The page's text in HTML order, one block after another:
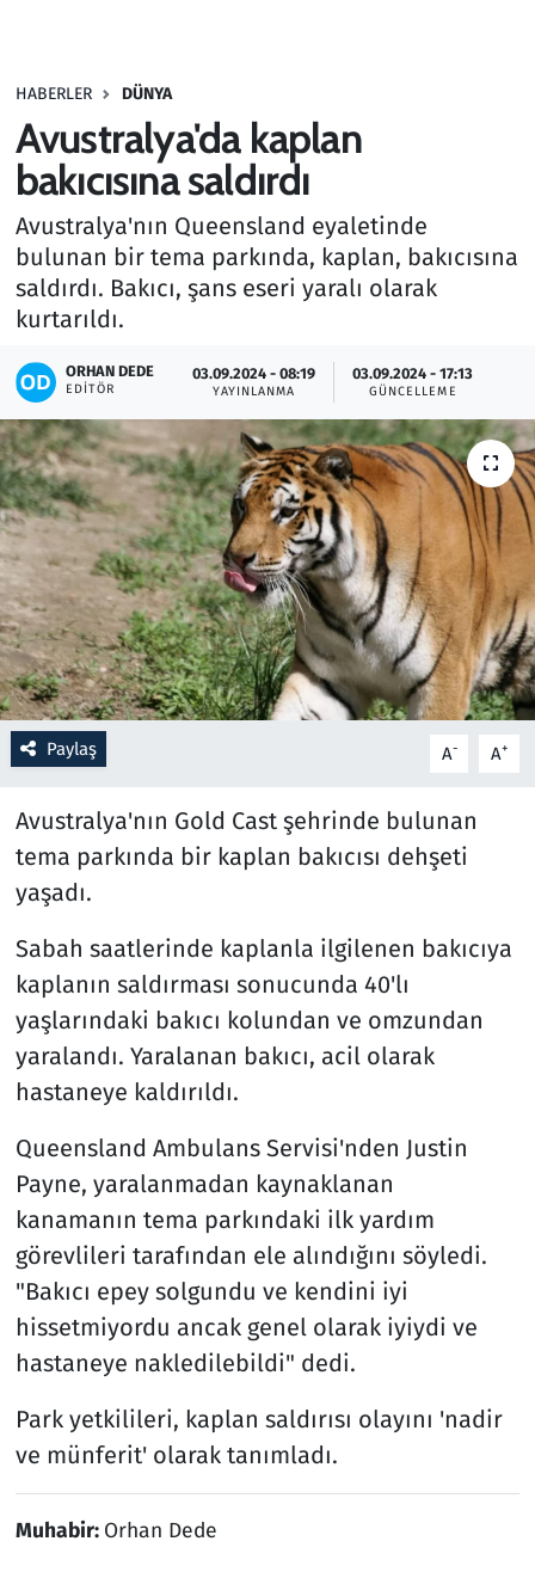
HABERLER DÜNYA
Avustralya'da kaplan
bakıcısına saldırdı
Avustralya'nın Queensland eyaletinde
bulunan bir tema parkında, kaplan, bakıcısına
saldırdı. Bakıcı, şans eseri yaralı olarak
kurtarıldı.
ORHAN DEDE
EDITÖR
03.09.2024 - 08:19
YAYINLANMA
03.09.2024 - 17:13
GÜNCELLEME
Paylaş A- A+
Avustralya'nın Gold Cast şehrinde bulunan
tema parkında bir kaplan bakıcısı dehşeti
yaşadı.
Sabah saatlerinde kaplanla ilgilenen bakıcıya
kaplanın saldırması sonucunda 40'lı
yaşlarındaki bakıcı kolundan ve omzundan
yaralandı. Yaralanan bakıcı, acil olarak
hastaneye kaldırıldı.
Queensland Ambulans Servisi'nden Justin
Payne, yaralanmadan kaynaklanan
kanamanın tema parkındaki ilk yardım
görevlileri tarafından ele alındığını söyledi.
"Bakıcı epey solgundu ve kendini iyi
hissetmiyordu ancak genel olarak iyiydi ve
hastaneye nakledilebildi" dedi.
Park yetkilileri, kaplan saldırısı olayını 'nadir
ve münferit' olarak tanımladı.
Muhabir: Orhan Dede
Haber
Kültür Sanat
Kurumsal Haberler
Lezzet Durağı
Oyun
Ramazan
Resmi İlanlar
Rüya Tabirleri
Sağlık
Savunma Sanayi
Seçim 2023
Spor
Teknoloji ve Bilim
Televizyon